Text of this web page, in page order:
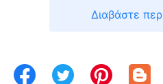
ανθρώπους. Πώς να
μου το πεις κατ’ ιδίαν αν
Διαβάστε